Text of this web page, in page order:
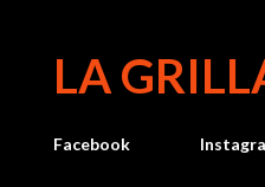
LA
Facebook